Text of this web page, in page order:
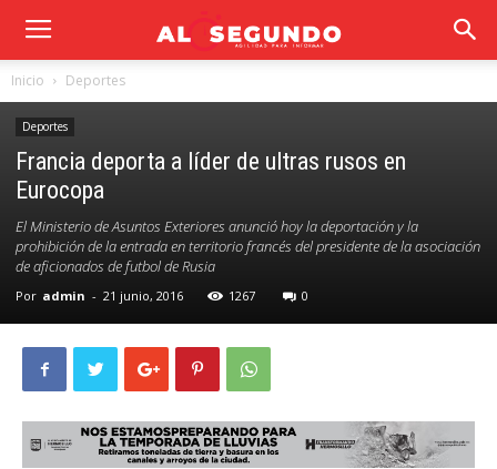
Inicio Deportes
Deportes
Francia deporta a líder de ultras rusos en
Eurocopa
El Ministerio de Asuntos Exteriores anunció hoy la deportación y la
prohibición de la entrada en territorio francés del presidente de la asociación
de aficionados de futbol de Rusia
Por admin - 21 junio, 2016 1267 0